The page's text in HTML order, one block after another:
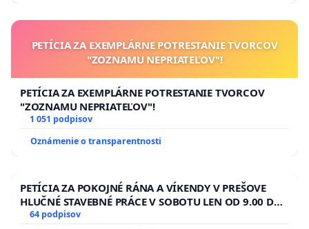
PETÍCIA ZA EXEMPLÁRNE POTRESTANIE TVORCOV
"ZOZNAMU NEPRIATEĽOV"!
PETÍCIA ZA EXEMPLÁRNE POTRESTANIE TVORCOV
"ZOZNAMU NEPRIATEĽOV"!
1 051 podpisov
Oznámenie o transparentnosti
PETÍCIA ZA POKOJNÉ RÁNA A VÍKENDY V PREŠOVE
HLUČNÉ STAVEBNÉ PRÁCE V SOBOTU LEN OD 9.00 DO
13.00 HOD., CEZ PRACOVNÝ TÝŽDEŇ CIEĽ 8.00 – 18.00
64 podpisov